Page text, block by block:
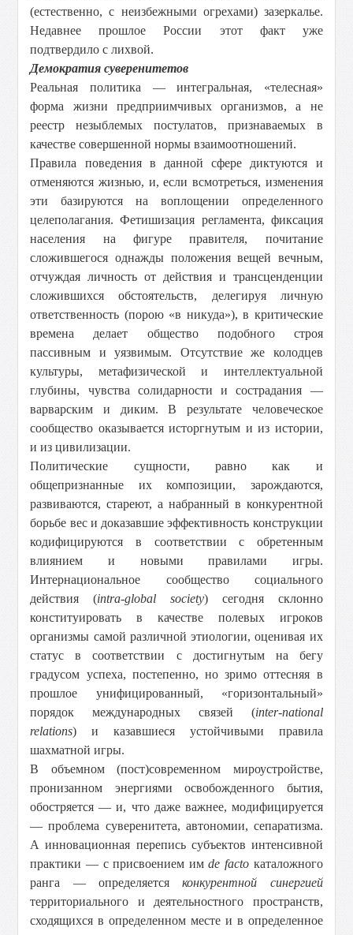
(естественно, с неизбежными огрехами) зазеркалье.
Недавнее прошлое России этот факт уже
подтвердило с лихвой.
Демократия суверенитетов
Реальная политика — интегральная, «телесная»
форма жизни предприимчивых организмов, а не
реестр незыблемых постулатов, признаваемых в
качестве совершенной нормы взаимоотношений.
Правила поведения в данной сфере диктуются и
отменяются жизнью, и, если всмотреться, изменения
эти базируются на воплощении определенного
целеполагания. Фетишизация регламента, фиксация
населения на фигуре правителя, почитание
сложившегося однажды положения вещей вечным,
отчуждая личность от действия и трансценденции
сложившихся обстоятельств, делегируя личную
ответственность (порою «в никуда»), в критические
времена делает общество подобного строя
пассивным и уязвимым. Отсутствие же колодцев
культуры, метафизической и интеллектуальной
глубины, чувства солидарности и сострадания —
варварским и диким. В результате человеческое
сообщество оказывается исторгнутым и из истории,
и из цивилизации.
Политические сущности, равно как и
общепризнанные их композиции, зарождаются,
развиваются, стареют, а набранный в конкурентной
борьбе вес и доказавшие эффективность конструкции
кодифицируются в соответствии с обретенным
влиянием и новыми правилами игры.
Интернациональное сообщество социального
действия (intra-global society) сегодня склонно
конституировать в качестве полевых игроков
организмы самой различной этиологии, оценивая их
статус в соответствии с достигнутым на бегу
градусом успеха, постепенно, но зримо оттесняя в
прошлое унифицированный, «горизонтальный»
порядок международных связей (inter-national
relations) и казавшиеся устойчивыми правила
шахматной игры.
В объемном (пост)современном мироустройстве,
пронизанном энергиями освобожденного бытия,
обостряется — и, что даже важнее, модифицируется
— проблема суверенитета, автономии, сепаратизма.
А инновационная перепись субъектов интенсивной
практики — с присвоением имde facto каталожного
ранга — определяетсяконкурентной синергией
территориального и деятельностного пространств,
сходящихся в определенном месте и в определенное